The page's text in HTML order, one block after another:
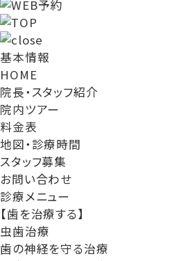
基本情報
HOME
院長・スタッフ紹介
院内ツアー
料金表
地図・診療時間
スタッフ募集
お問い合わせ
診療メニュー
【歯を治療する】
虫歯治療
歯の神経を守る治療